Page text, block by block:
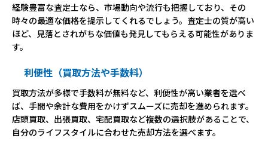
経験豊富な査定士なら、市場動向や流行も把握しており、その
時々の最適な価格を提示してくれるでしょう。査定士の質が高い
ほど、見落とされがちな価値も発見してもらえる可能性がありま
す。
利便性（買取方法や手数料）
買取方法が多様で手数料が無料など、利便性が高い業者を選べ
ば、手間や余計な費用をかけずスムーズに売却を進められます。
店頭買取、出張買取、宅配買取など複数の選択肢があることで、
自分のライフスタイルに合わせた売却方法を選べます。